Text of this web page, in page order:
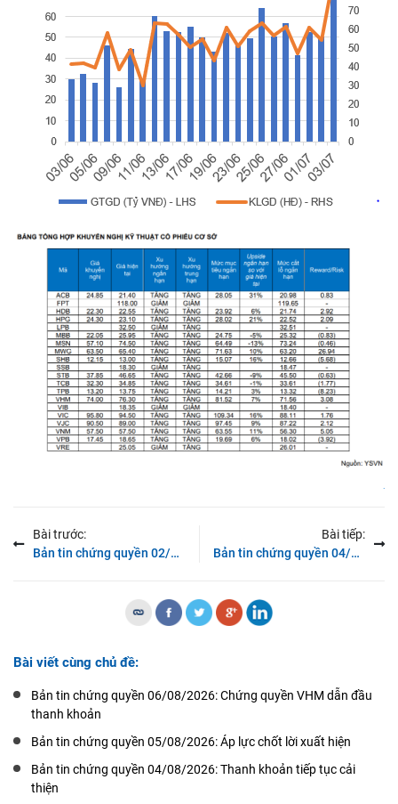
Bài trước:
Bản tin chứng quyền 02/07/2025: Diễn biến tích cực quay trở lại
Bài tiếp:
Bản tin chứng quyền 04/07/2025: Duy trì đà tăng
Bài viết cùng chủ đề:
Bản tin chứng quyền 06/08/2026: Chứng quyền VHM dẫn đầu
thanh khoản
Bản tin chứng quyền 05/08/2026: Áp lực chốt lời xuất hiện
Bản tin chứng quyền 04/08/2026: Thanh khoản tiếp tục cải
thiện